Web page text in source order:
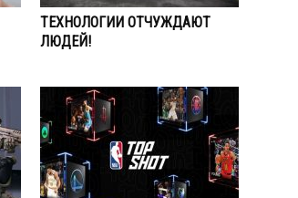
ТЕХНОЛОГИИ ОТЧУЖДАЮТ
ЛЮДЕЙ!